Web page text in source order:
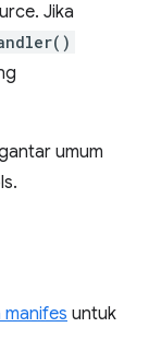
Jika
umum
manifes untuk